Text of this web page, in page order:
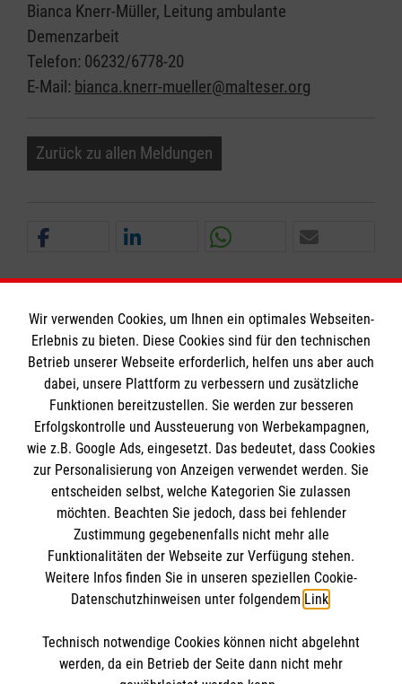
Bianca Knerr-Müller, Leitung ambulante
Demenzarbeit
Telefon: 06232/6778-20
E-Mail: bianca.knerr-mueller@malteser.org
Zurück zu allen Meldungen
Informationen
Impressum
Datenschutz
Barrierefreiheit
Kontakt
Die Malteser
Malteser in Deutschland
Malteserorden
Sharepoint
Spendenkonto
Bank: Pax-Bank für Kirche und Caritas eG
So finden Sie uns
Wir verwenden Cookies, um Ihnen ein optimales Webseiten-
Erlebnis zu bieten. Diese Cookies sind für den technischen
Betrieb unserer Webseite erforderlich, helfen uns aber auch
dabei, unsere Plattform zu verbessern und zusätzliche
Funktionen bereitzustellen. Sie werden zur besseren
Erfolgskontrolle und Aussteuerung von Werbekampagnen,
wie z.B. Google Ads, eingesetzt. Das bedeutet, dass Cookies
zur Personalisierung von Anzeigen verwendet werden. Sie
entscheiden selbst, welche Kategorien Sie zulassen
möchten. Beachten Sie jedoch, dass bei fehlender
Zustimmung gegebenenfalls nicht mehr alle
Funktionalitäten der Webseite zur Verfügung stehen.
Weitere Infos finden Sie in unseren speziellen Cookie-
Datenschutzhinweisen unter folgendem Link.
Technisch notwendige Cookies können nicht abgelehnt
werden, da ein Betrieb der Seite dann nicht mehr